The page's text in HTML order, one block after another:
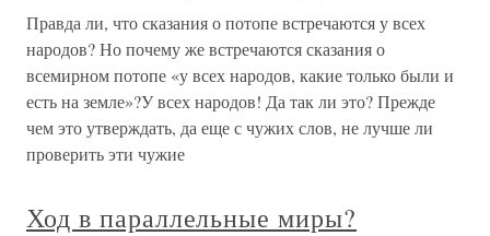
Правда ли, что сказания о потопе встречаются у всех
народов? Но почему же встречаются сказания о
всемирном потопе «у всех народов, какие только были и
есть на земле»?У всех народов! Да так ли это? Прежде
чем это утверждать, да еще с чужих слов, не лучше ли
проверить эти чужие
Ход в параллельные миры?